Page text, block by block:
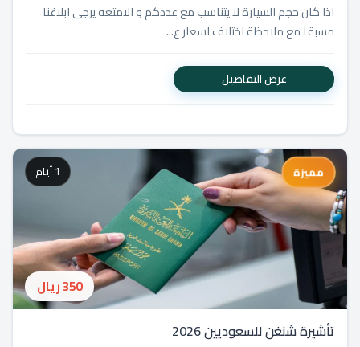
اذا كان حجم السيارة لا يتناسب مع عددكم و الامتعه يرجى ابلاغنا
مسبقا مع ملاحظة اختلاف ا­سعار ع...
عرض التفاصيل
مميزة 1 أيام
350 ريال
تأشيرة شنغن للسعوديين 2026